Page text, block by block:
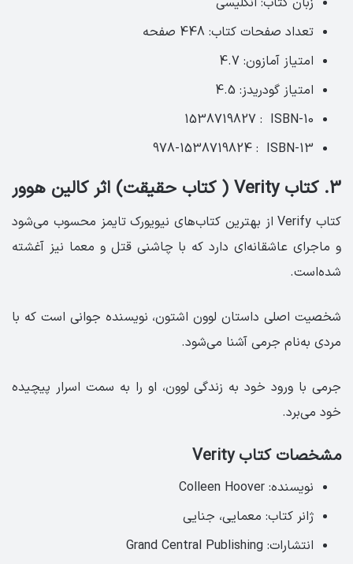
تعداد صفحات کتاب: 448 صفحه ‏
امتیاز آمازون: 4.7 ‏
امتیاز گودریدز: 4.5
ISBN-10 ‏ : ‎ 1538719827
ISBN-13 ‏ : ‎ 978-1538719824
3. کتاب Verity ( کتاب حقیقت) اثر کالین هوور
کتاب Verify از بهترین کتاب‌های نیویورک تایمز محسوب می‌شود
و ماجرای عاشقانه‌ای دارد که با چاشنی قتل و معما نیز آغشته‌
شده‌است.
شخصیت اصلی داستان لوون اشتون، نویسنده جوانی است که با
مردی به‌نام جرمی آشنا می‌شود.
جرمی با ورود خود به زندگی لوون، او را به سمت اسرار پیچیده
خود می‌برد.
مشخصات کتاب Verity
نویسنده: Colleen Hoover
ژانر کتاب: معمایی، جنایی
انتشارات: Grand Central Publishing